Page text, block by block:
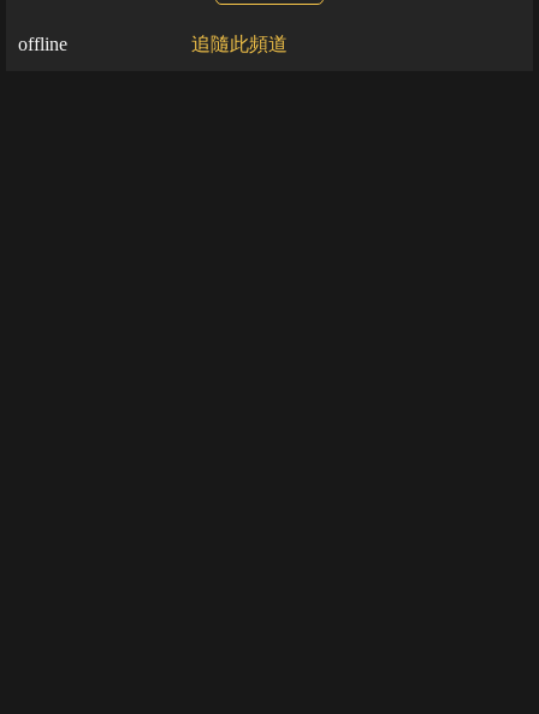
offline 追隨此頻道